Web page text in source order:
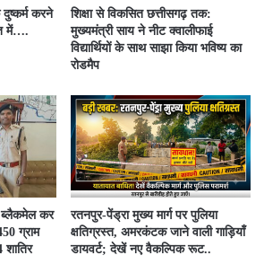
दुष्कर्म करने
में….
शिक्षा से विकसित छत्तीसगढ़ तक:
मुख्यमंत्री साय ने नीट क्वालीफाई
विद्यार्थियों के साथ साझा किया भविष्य का
रोडमैप
ब्लैकमेल कर
ग्राम
रतनपुर-पेंड्रा मुख्य मार्ग पर पुलिया
क्षतिग्रस्त, अमरकंटक जाने वाली गाड़ियाँ
डायवर्ट; देखें नए वैकल्पिक रूट..